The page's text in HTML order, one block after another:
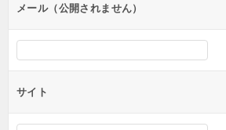
メール（公開されません）
サイト